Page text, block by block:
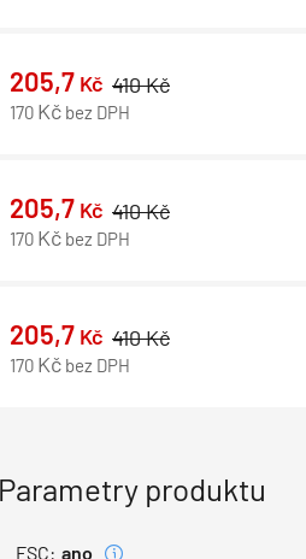
205,7 Kč 410Kč
170 Kč bez DPH
205,7 Kč 410Kč
170 Kč bez DPH
205,7 Kč 410Kč
170 Kč bez DPH
Parametry produktu
FSC: ano